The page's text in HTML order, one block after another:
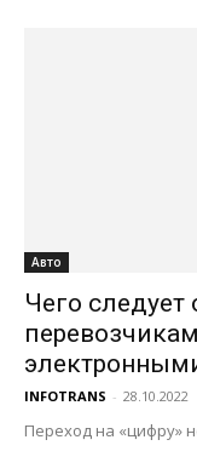
Авто
Чего
INFOTRANS - 28.10.2022
Переход на «цифру»